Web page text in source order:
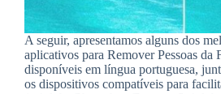
A seguir, apresentamos alguns dos
aplicativos para Remover Pessoas da
disponíveis em língua portuguesa,
os dispositivos compatíveis para